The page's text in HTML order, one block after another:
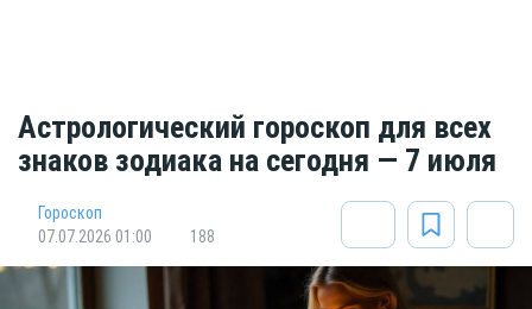
Астрологический гороскоп для всех
знаков зодиака на сегодня — 7 июля
Гороскоп
07.07.2026 01:00
188